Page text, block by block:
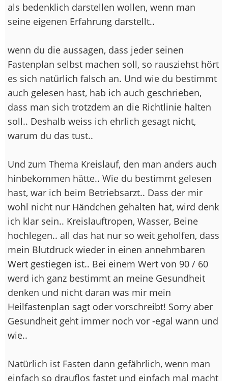
als bedenklich darstellen wollen, wenn man
seine eigenen Erfahrung darstellt..
wenn du die aussagen, dass jeder seinen
Fastenplan selbst machen soll, so rausziehst hört
es sich natürlich falsch an. Und wie du bestimmt
auch gelesen hast, hab ich auch geschrieben,
dass man sich trotzdem an die Richtlinie halten
soll.. Deshalb weiss ich ehrlich gesagt nicht,
warum du das tust..
Und zum Thema Kreislauf, den man anders auch
hinbekommen hätte.. Wie du bestimmt gelesen
hast, war ich beim Betriebsarzt.. Dass der mir
wohl nicht nur Händchen gehalten hat, wird denk
ich klar sein.. Kreislauftropen, Wasser, Beine
hochlegen.. all das hat nur so weit geholfen, dass
mein Blutdruck wieder in einen annehmbaren
Wert gestiegen ist.. Bei einem Wert von 90 / 60
werd ich ganz bestimmt an meine Gesundheit
denken und nicht daran was mir mein
Heilfastenplan sagt oder vorschreibt! Sorry aber
Gesundheit geht immer noch vor -egal wann und
wie..
Natürlich ist Fasten dann gefährlich, wenn man
einfach so drauflos fastet und einfach mal macht